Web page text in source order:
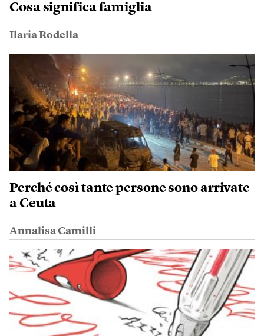
Cosa significa famiglia
Ilaria Rodella
Perché così tante persone sono arrivate
a Ceuta
Annalisa Camilli